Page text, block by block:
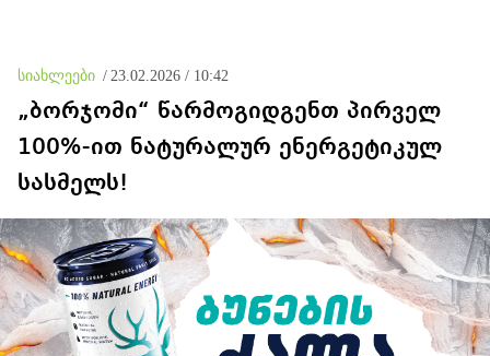
სიახლეები / 23.02.2026 / 10:42
„ბორჯომი“ წარმოგიდგენთ პირველ
100%-ით ნატურალურ ენერგეტიკულ
სასმელს!